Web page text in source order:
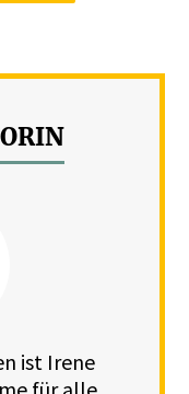
ist Irene